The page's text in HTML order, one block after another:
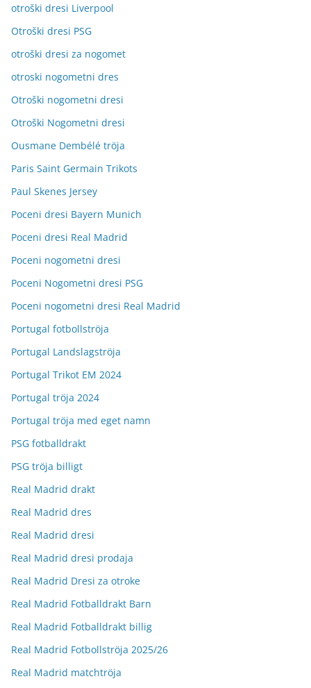
otroški dresi Liverpool
Otroški dresi PSG
otroški dresi za nogomet
otroski nogometni dres
Otroški nogometni dresi
Otroški Nogometni dresi
Ousmane Dembélé tröja
Paris Saint Germain Trikots
Paul Skenes Jersey
Poceni dresi Bayern Munich
Poceni dresi Real Madrid
Poceni nogometni dresi
Poceni Nogometni dresi PSG
Poceni nogometni dresi Real Madrid
Portugal fotbollströja
Portugal Landslagströja
Portugal Trikot EM 2024
Portugal tröja 2024
Portugal tröja med eget namn
PSG fotballdrakt
PSG tröja billigt
Real Madrid drakt
Real Madrid dres
Real Madrid dresi
Real Madrid dresi prodaja
Real Madrid Dresi za otroke
Real Madrid Fotballdrakt Barn
Real Madrid Fotballdrakt billig
Real Madrid Fotbollströja 2025/26
Real Madrid matchtröja